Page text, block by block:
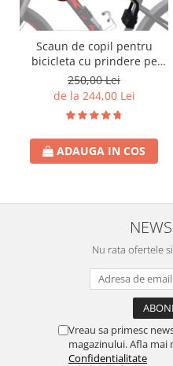
Scaun de copil pentru
bicicleta cu prindere pe
bara orizontala din fata,
centuri de siguranta,
sarcina maxima 20 kg,
suport picioare
250,00 Lei
de la 244,00 Lei
ADAUGA IN COS
Nu rata ofertele
Vreau sa primesc
magazinului. Afla mai
Confidentialitate